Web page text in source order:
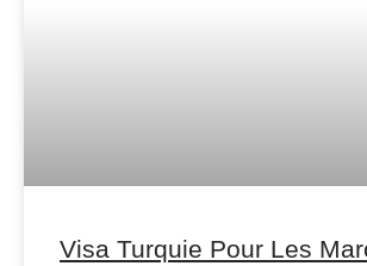
Visa Turquie Pour Les